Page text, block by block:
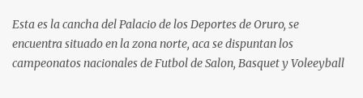
Esta es la cancha del Palacio de los Deportes de Oruro, se
encuentra situado en la zona norte, aca se dispuntan los
campeonatos nacionales de Futbol de Salon, Basquet y Voleeyball